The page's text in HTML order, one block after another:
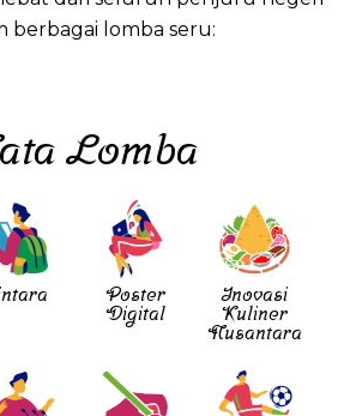
berbagai lomba seru:
Lomba
Poster
Digital
Inovasi
Kuliner
Nusantara